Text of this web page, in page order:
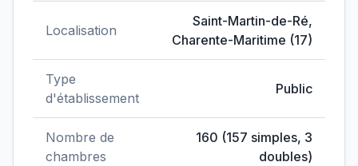
Localisation
Saint-Martin-de-Ré,
Charente-Maritime (17)
Type
d'établissement
Public
Nombre de
chambres
160 (157 simples, 3
doubles)